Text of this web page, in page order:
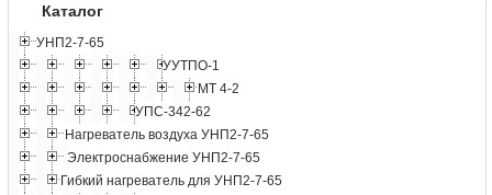
Каталог
УНП2-7-65
УУТПО-1
МТ 4-2
УПС-342-62
Нагреватель воздуха УНП2-7-65
Электроснабжение УНП2-7-65
Гибкий нагреватель для УНП2-7-65